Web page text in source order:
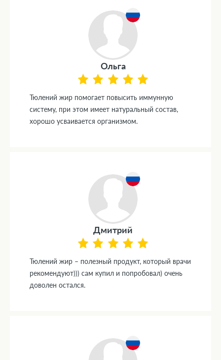
Ольга
Тюлений жир помогает повысить иммунную
систему, при этом имеет натуральный состав,
хорошо усваивается организмом.
Дмитрий
Тюлений жир – полезный продукт, который врачи
рекомендуют))) сам купил и попробовал) очень
доволен остался.